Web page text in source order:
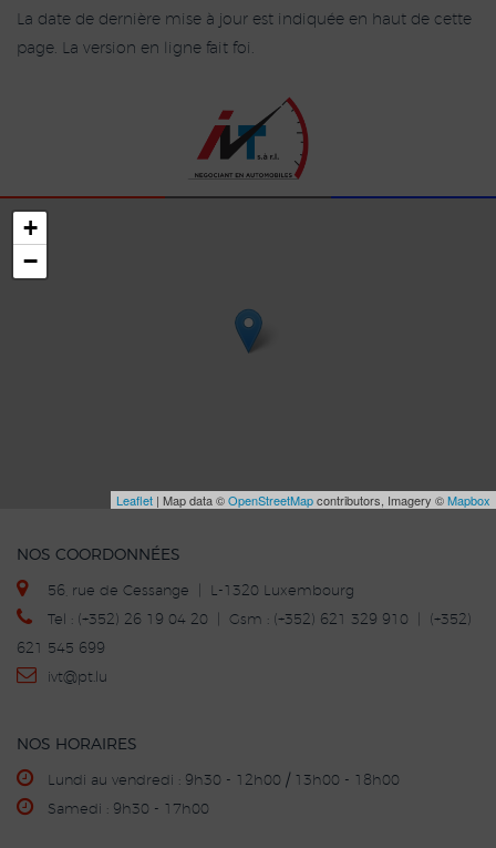
La date de dernière mise à jour est indiquée en haut de cette
page. La version en ligne fait foi.
+
−
Leaflet | Map data ©OpenStreetMapcontributors, Imagery ©Mapbox
NOS COORDONNÉES
56, rue de Cessange | L-1320 Luxembourg
Tel : (+352) 26 19 04 20 | Gsm : (+352) 621 329 910 | (+352)
621 545 699
ivt@pt.lu
NOS HORAIRES
Lundi au vendredi : 9h30 - 12h00 / 13h00 - 18h00
Samedi : 9h30 - 17h00